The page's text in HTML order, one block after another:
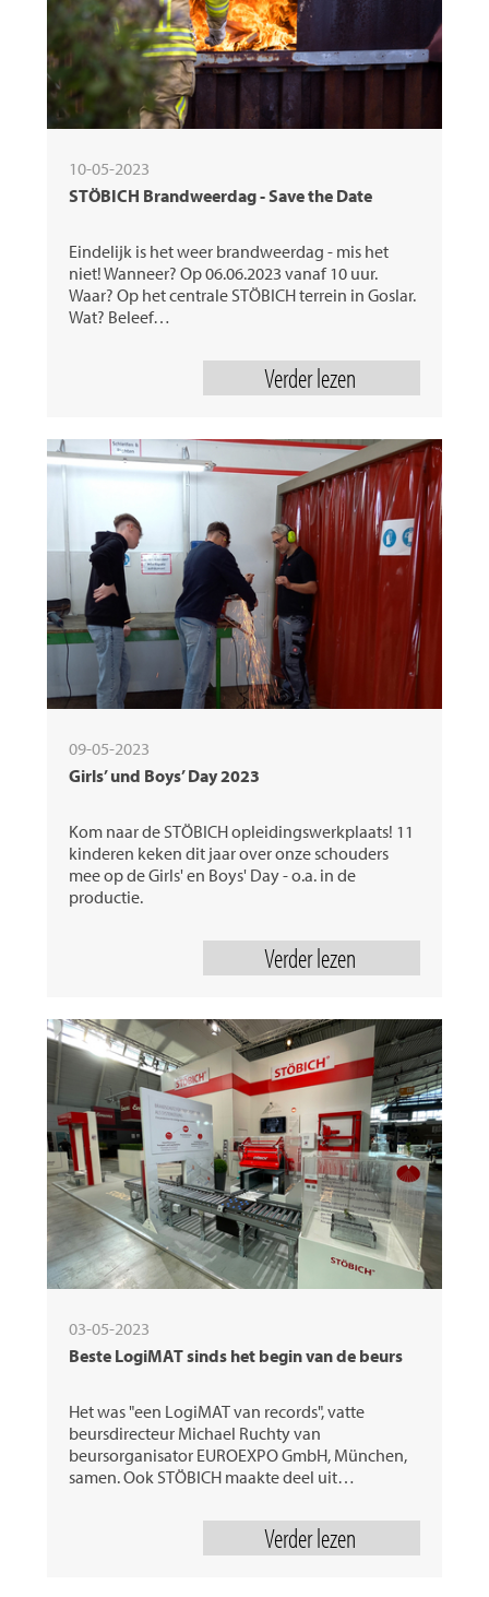
10-05-2023
STÖBICH Brandweerdag - Save the Date
Eindelijk is het weer brandweerdag - mis het
niet! Wanneer? Op 06.06.2023 vanaf 10 uur.
Waar? Op het centrale STÖBICH terrein in Goslar.
Wat? Beleef…
Verder lezen
09-05-2023
Girls’ und Boys’ Day 2023
Kom naar de STÖBICH opleidingswerkplaats! 11
kinderen keken dit jaar over onze schouders
mee op de Girls' en Boys' Day - o.a. in de
productie.
Verder lezen
03-05-2023
Beste LogiMAT sinds het begin van de beurs
Het was "een LogiMAT van records", vatte
beursdirecteur Michael Ruchty van
beursorganisator EUROEXPO GmbH, München,
samen. Ook STÖBICH maakte deel uit…
Verder lezen